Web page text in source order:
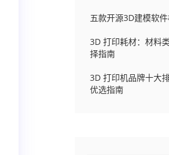
五款开源3D建模软
3D 打印耗材：材料
择指南
3D 打印机品牌十大
优选指南